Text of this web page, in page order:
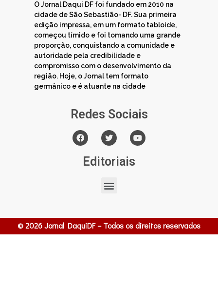
O Jornal Daqui DF foi fundado em 2010 na
cidade de São Sebastião- DF. Sua primeira
edição impressa, em um formato tabloide,
começou tímido e foi tomando uma grande
proporção, conquistando a comunidade e
autoridade pela credibilidade e
compromisso com o desenvolvimento da
região. Hoje, o Jornal tem formato
germânico e é atuante na cidade
Redes Sociais
Editoriais
© 2026 Jornal DaquiDF – Todos os direitos reservados